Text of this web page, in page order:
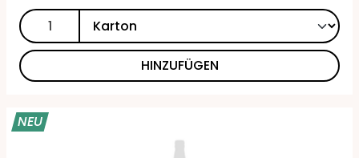
HINZUFÜGEN
NEU